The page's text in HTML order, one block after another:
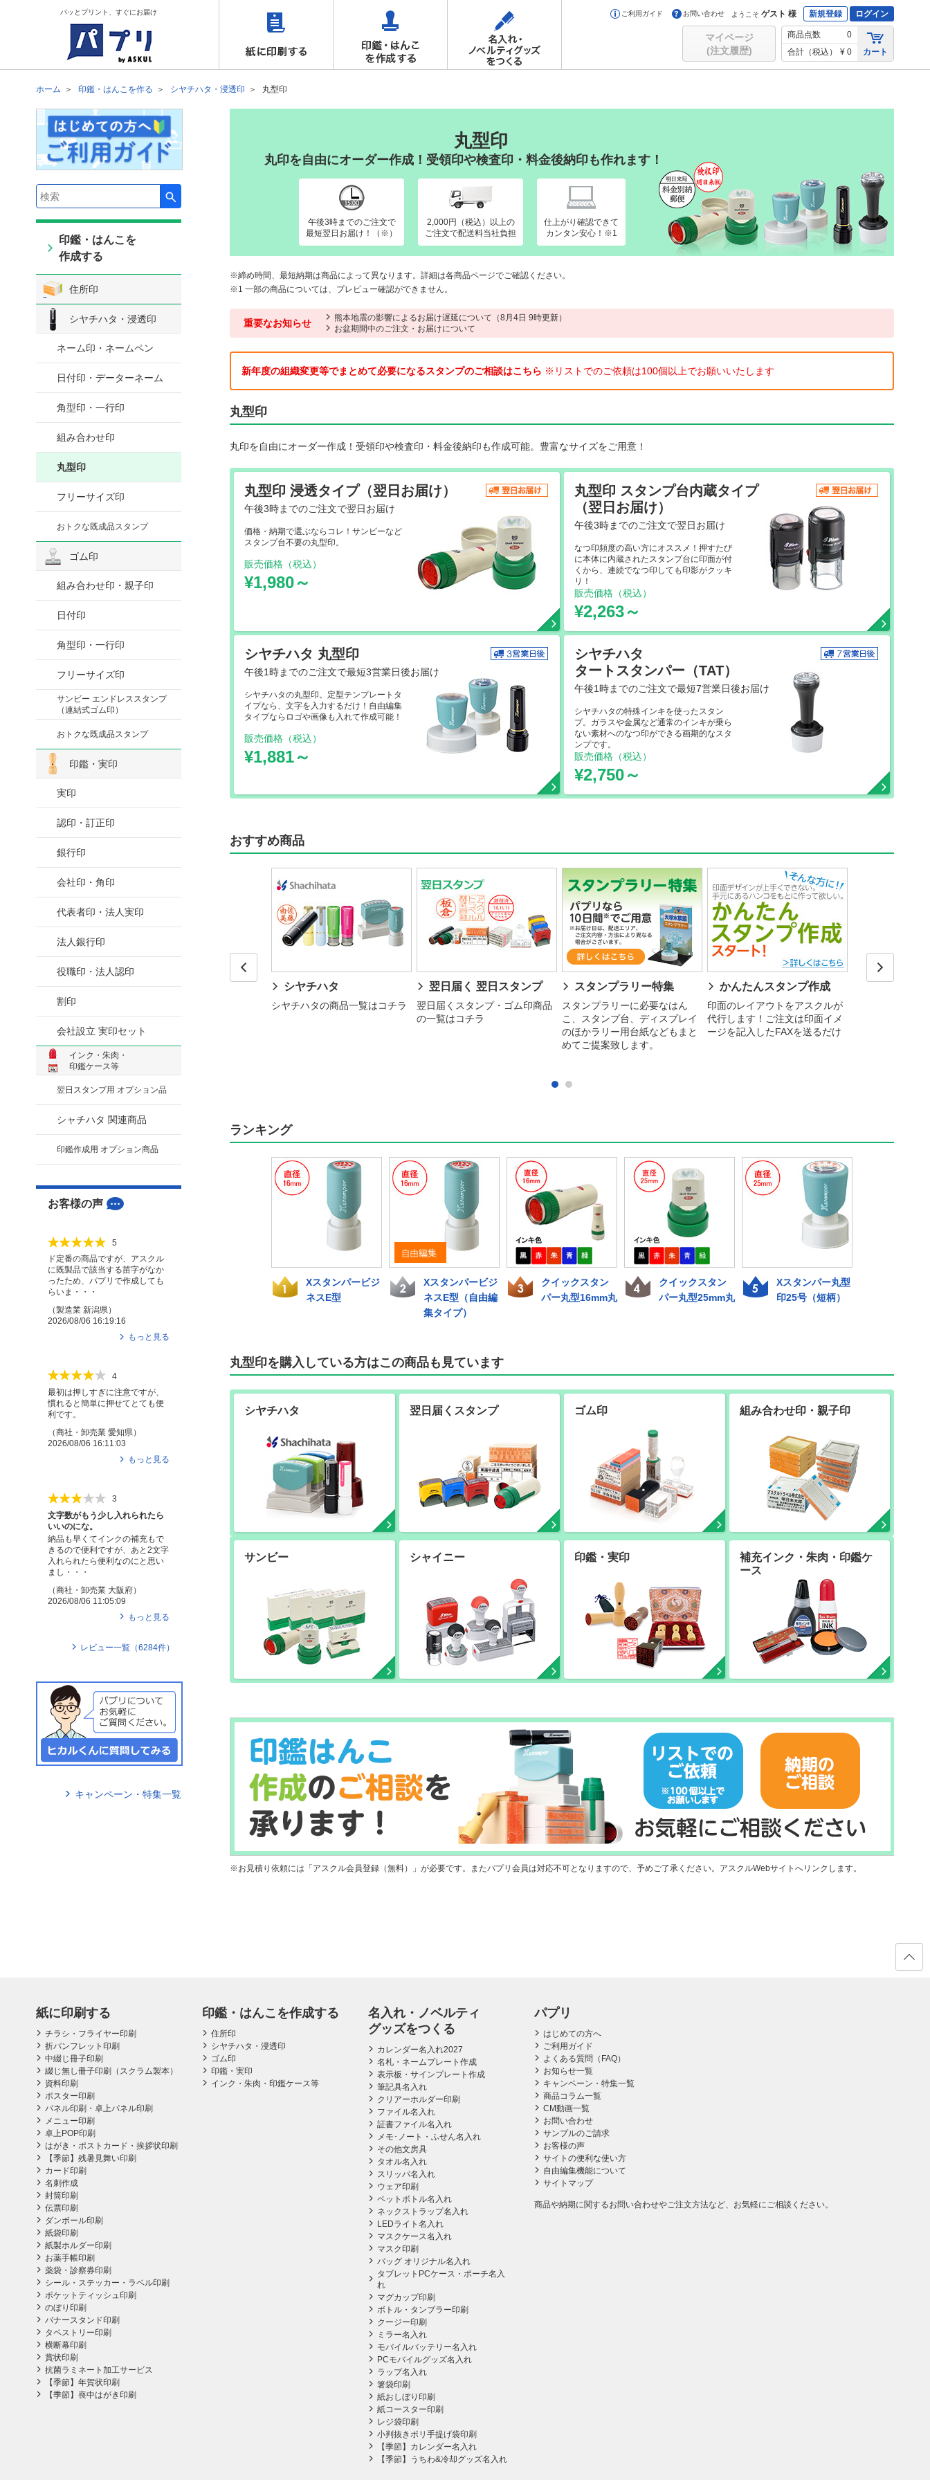
パッとプリント、すぐにお届け ご利用ガイド お問い合わせ ようこそ ゲスト 様 新規登録 ログイン
マイページ
(注文履歴)
商品点数
0
合計（税込）
¥ 0 カート
ホーム 印鑑・はんこを作る シヤチハタ・浸透印 丸型印
丸型印
丸印を自由にオーダー作成！受領印や検査印・料金後納印も作れます！
午後3時までのご注文で
最短翌日お届け！（※）
2,000円（税込）以上の
ご注文で配送料当社負担
仕上がり確認できて
カンタン安心！※1
締め時間、最短納期は商品によって異なります。詳細は各商品ページでご確認ください。
1 一部の商品については、プレビュー確認ができません。
重要なお知らせ
熊本地震の影響によるお届け遅延について（8月4日 9時更新）
お盆期間中のご注文・お届けについて
新年度の組織変更等でまとめて必要になるスタンプのご相談はこちら ※リストでのご依頼は100個以上でお願いいたします
丸型印
丸印を自由にオーダー作成！受領印や検査印・料金後納印も作成可能。豊富なサイズをご用意！
丸型印 浸透タイプ（翌日お届け）
午後3時までのご注文で翌日お届け
価格・納期で選ぶならコレ！サンビーなど
スタンプ台不要の丸型印。
販売価格（税込）
¥1,980～
丸型印 スタンプ台内蔵タイプ
（翌日お届け）
午後3時までのご注文で翌日お届け
なつ印頻度の高い方にオススメ！押すたび
に本体に内蔵されたスタンプ台に印面が付
くから、連続でなつ印しても印影がクッキ
リ！
販売価格（税込）
¥2,263～
シヤチハタ 丸型印
午後1時までのご注文で最短3営業日後お届け
シヤチハタの丸型印。定型テンプレートタ
イプなら、文字を入力するだけ！自由編集
タイプならロゴや画像も入れて作成可能！
販売価格（税込）
¥1,881～
シヤチハタ
タートスタンパー（TAT）
午後1時までのご注文で最短7営業日後お届け
シヤチハタの特殊インキを使ったスタン
プ。ガラスや金属など通常のインキが乗ら
ない素材へのなつ印ができる画期的なスタ
ンプです。
販売価格（税込）
¥2,750～
おすすめ商品
シヤチハタ
シヤチハタの商品一覧はコチラ
翌日届く 翌日スタンプ
翌日届くスタンプ・ゴム印商品
の一覧はコチラ
スタンプラリー特集
スタンプラリーに必要なはん
こ、スタンプ台、ディスプレイ
のほかラリー用台紙などもまと
めてご提案致します。
かんたんスタンプ作成
印面のレイアウトをアスクルが
代行します！ご注文は印面イメ
ージを記入したFAXを送るだけ
ランキング
クイックスタン
Xスタンパービジ
ネスE型
Xスタンパービジ
ネスE型（自由編
集タイプ）
クイックスタン
パー丸型16mm丸
クイックスタン
パー丸型25mm丸
Xスタンパー丸型
印25号（短柄）
丸型印を購入している方はこの商品も見ています
シヤチハタ 翌日届くスタンプ ゴム印 組み合わせ印・親子印
サンビー シャイニー 印鑑・実印
補充インク・朱肉・印鑑ケ
ース
お見積り依頼には「アスクル会員登録（無料）」が必要です。またパプリ会員は対応不可となりますので、予めご了承ください。アスクルWebサイトへリンクします。
検索キーワード入力
印鑑・はんこを
作成する
住所印
シヤチハタ・浸透印
ネーム印・ネームペン
日付印・データーネーム
角型印・一行印
組み合わせ印
丸型印
フリーサイズ印
おトクな既成品スタンプ
ゴム印
組み合わせ印・親子印
日付印
角型印・一行印
フリーサイズ印
サンビー エンドレススタンプ
（連結式ゴム印）
おトクな既成品スタンプ
印鑑・実印
実印
認印・訂正印
銀行印
会社印・角印
代表者印・法人実印
法人銀行印
役職印・法人認印
割印
会社設立 実印セット
インク・朱肉・
印鑑ケース等
翌日スタンプ用 オプション品
シャチハタ 関連商品
印鑑作成用 オプション商品
お客様の声
5
ド定番の商品ですが、アスクル
に既製品で該当する苗字がなか
ったため、パプリで作成しても
らいま・・・
（製造業 新潟県 ）
2026/08/06 16:19:16
もっと見る
4
最初は押しすぎに注意ですが、
慣れると簡単に押せてとても便
利です。
（商社・卸売業 愛知県）
2026/08/06 16:11:03
もっと見る
3
文字数がもう少し入れられたら
いいのにな。
納品も早くてインクの補充もで
きるので便利ですが、あと2文字
入れられたら便利なのにと思い
まし・・・
（商社・卸売業 大阪府）
2026/08/06 11:05:09
もっと見る
レビュー一覧（6284件）
キャンペーン・特集一覧
紙に印刷する
チラシ・フライヤー印刷
折パンフレット印刷
中綴じ冊子印刷
綴じ無し冊子印刷（スクラム製本）
資料印刷
ポスター印刷
パネル印刷・卓上パネル印刷
メニュー印刷
卓上POP印刷
はがき・ポストカード・挨拶状印刷
【季節】残暑見舞い印刷
カード印刷
名刺作成
封筒印刷
伝票印刷
ダンボール印刷
紙袋印刷
紙製ホルダー印刷
お薬手帳印刷
薬袋・診察券印刷
シール・ステッカー・ラベル印刷
ポケットティッシュ印刷
のぼり印刷
バナースタンド印刷
タペストリー印刷
横断幕印刷
賞状印刷
抗菌ラミネート加工サービス
【季節】年賀状印刷
【季節】喪中はがき印刷
印鑑・はんこを作成する
住所印
シヤチハタ・浸透印
ゴム印
印鑑・実印
インク・朱肉・印鑑ケース等
名入れ・ノベルティ
グッズをつくる
カレンダー名入れ2027
名札・ネームプレート作成
表示板・サインプレート作成
筆記具名入れ
クリアーホルダー印刷
ファイル名入れ
証書ファイル名入れ
メモ･ノート・ふせん名入れ
その他文房具
タオル名入れ
スリッパ名入れ
ウェア印刷
ペットボトル名入れ
ネックストラップ名入れ
LEDライト名入れ
マスクケース名入れ
マスク印刷
バッグ オリジナル名入れ
タブレットPCケース・ポーチ名入
れ
マグカップ印刷
ボトル・タンブラー印刷
クージー印刷
ミラー名入れ
モバイルバッテリー名入れ
PCモバイルグッズ名入れ
ラップ名入れ
箸袋印刷
紙おしぼり印刷
紙コースター印刷
レジ袋印刷
小判抜きポリ手提げ袋印刷
【季節】カレンダー名入れ
【季節】うちわ&冷却グッズ名入れ
パプリ
はじめての方へ
ご利用ガイド
よくある質問（FAQ）
お知らせ一覧
キャンペーン・特集一覧
商品コラム一覧
CM動画一覧
お問い合わせ
サンプルのご請求
お客様の声
サイトの便利な使い方
自由編集機能について
サイトマップ
商品や納期に関するお問い合わせやご注文方法など、お気軽にご相談ください。